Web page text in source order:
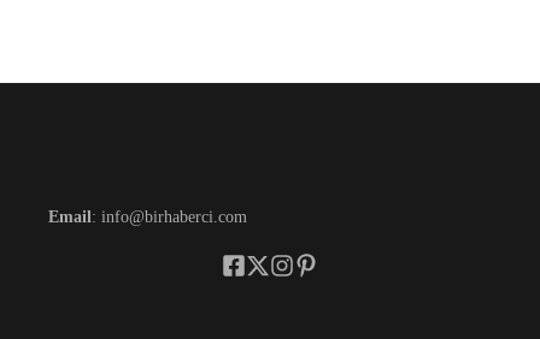
Email : info@birhaberci.com